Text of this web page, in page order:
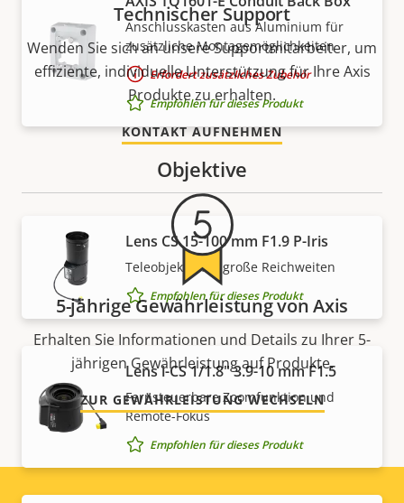
Anschlusskasten aus Aluminium für
zusätzliche Montagemöglichkeiten
Erfordert zusätzliches Zubehör
Empfohlen für dieses Produkt
Objektive
Lens CS 15-100 mm F1.9 P-Iris
Teleobjektiv für große Reichweiten
Empfohlen für dieses Produkt
Lens i-CS 1/1.8" 3.9-10 mm F1.5
Fernsteuerbare Zoomfunktion und
Remote-Fokus
Empfohlen für dieses Produkt
Technischer Support
Wenden Sie sich an unsere Supportmitarbeiter, um
effiziente, individuelle Unterstützung für Ihre Axis
Produkte zu erhalten.
KONTAKT AUFNEHMEN
5-jährige Gewährleistung von Axis
Erhalten Sie Informationen und Details zu Ihrer 5-
jährigen Gewährleistung auf Produkte.
ZUR GEWÄHRLEISTUNG WECHSELN